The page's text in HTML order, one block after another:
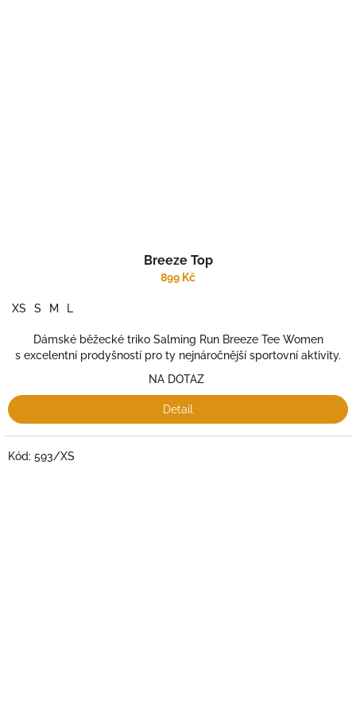
Breeze Top
899 Kč
XS S M L
Dámské běžecké triko Salming Run Breeze Tee Women
s excelentní prodyšností pro ty nejnáročnější sportovní aktivity.
NA DOTAZ
Detail
Kód: 593/XS